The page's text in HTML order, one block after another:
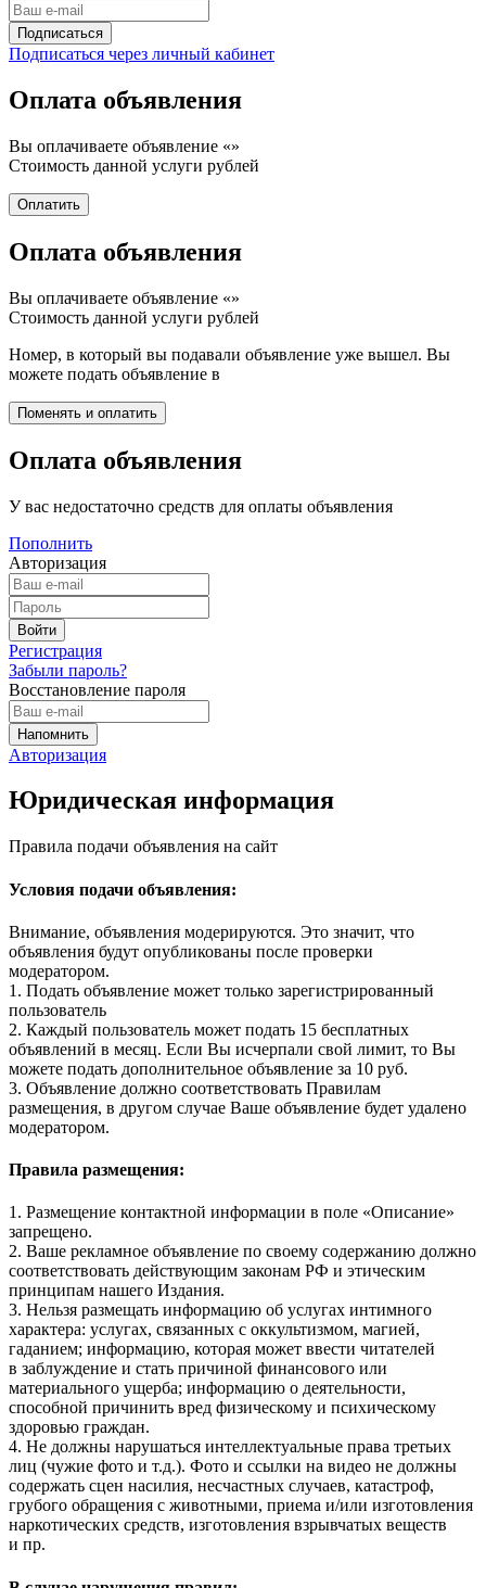
Подписаться через личный кабинет
Оплата объявления
Вы оплачиваете объявление «»
Стоимость данной услуги рублей
Оплата объявления
Вы оплачиваете объявление «»
Стоимость данной услуги рублей
Номер, в который вы подавали объявление уже вышел. Вы
можете подать объявление в
Оплата объявления
У вас недостаточно средств для оплаты объявления
Пополнить
Авторизация
Регистрация
Забыли пароль?
Восстановление пароля
Авторизация
Юридическая информация
Правила подачи объявления на сайт
Условия подачи объявления:
Внимание, объявления модерируются. Это значит, что
объявления будут опубликованы после проверки
модератором.
1. Подать объявление может только зарегистрированный
пользователь
2. Каждый пользователь может подать 15 бесплатных
объявлений в месяц. Если Вы исчерпали свой лимит, то Вы
можете подать дополнительное объявление за 10 руб.
3. Объявление должно соответствовать Правилам
размещения, в другом случае Ваше объявление будет удалено
модератором.
Правила размещения:
1. Размещение контактной информации в поле «Описание»
запрещено.
2. Ваше рекламное объявление по своему содержанию должно
соответствовать действующим законам РФ и этическим
принципам нашего Издания.
3. Нельзя размещать информацию об услугах интимного
характера: услугах, связанных с оккультизмом, магией,
гаданием; информацию, которая может ввести читателей
в заблуждение и стать причиной финансового или
материального ущерба; информацию о деятельности,
способной причинить вред физическому и психическому
здоровью граждан.
4. Не должны нарушаться интеллектуальные права третьих
лиц (чужие фото и т.д.). Фото и ссылки на видео не должны
содержать сцен насилия, несчастных случаев, катастроф,
грубого обращения с животными, приема и/или изготовления
наркотических средств, изготовления взрывчатых веществ
и пр.